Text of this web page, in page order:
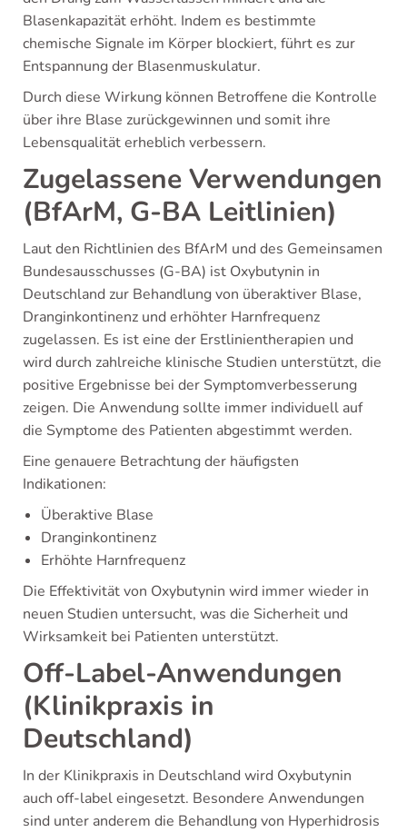
Blasenkapazität erhöht. Indem es bestimmte
chemische Signale im Körper blockiert, führt es zur
Entspannung der Blasenmuskulatur.
Durch diese Wirkung können Betroffene die Kontrolle
über ihre Blase zurückgewinnen und somit ihre
Lebensqualität erheblich verbessern.
Zugelassene Verwendungen
(BfArM, G-BA Leitlinien)
Laut den Richtlinien des BfArM und des Gemeinsamen
Bundesausschusses (G-BA) ist Oxybutynin in
Deutschland zur Behandlung von überaktiver Blase,
Dranginkontinenz und erhöhter Harnfrequenz
zugelassen. Es ist eine der Erstlinientherapien und
wird durch zahlreiche klinische Studien unterstützt, die
positive Ergebnisse bei der Symptomverbesserung
zeigen. Die Anwendung sollte immer individuell auf
die Symptome des Patienten abgestimmt werden.
Eine genauere Betrachtung der häufigsten
Indikationen:
Überaktive Blase
Dranginkontinenz
Erhöhte Harnfrequenz
Die Effektivität von Oxybutynin wird immer wieder in
neuen Studien untersucht, was die Sicherheit und
Wirksamkeit bei Patienten unterstützt.
Off-Label-Anwendungen
(Klinikpraxis in
Deutschland)
In der Klinikpraxis in Deutschland wird Oxybutynin
auch off-label eingesetzt. Besondere Anwendungen
sind unter anderem die Behandlung von Hyperhidrosis